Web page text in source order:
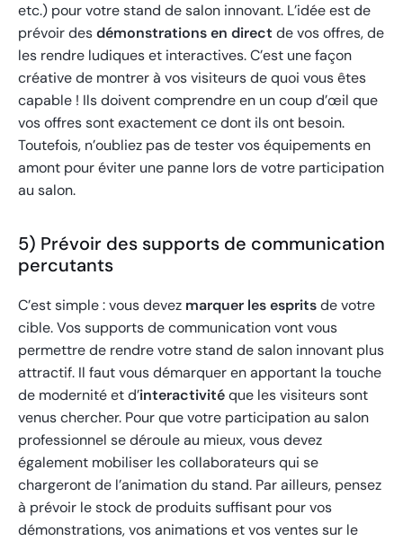
etc.) pour votre stand de salon innovant. L’idée est de
prévoir desdémonstrations en direct de vos offres, de
les rendre ludiques et interactives. C’est une façon
créative de montrer à vos visiteurs de quoi vous êtes
capable ! Ils doivent comprendre en un coup d’œil que
vos offres sont exactement ce dont ils ont besoin.
Toutefois, n’oubliez pas de tester vos équipements en
amont pour éviter une panne lors de votre participation
au salon.
5) Prévoir des supports de communication
percutants
C’est simple : vous devez marquer les espritsde votre
cible. Vos supports de communication vont vous
permettre de rendre votre stand de salon innovant plus
attractif. Il faut vous démarquer en apportant la touche
de modernité et d’interactivitéque les visiteurs sont
venus chercher. Pour que votre participation au salon
professionnel se déroule au mieux, vous devez
également mobiliser les collaborateurs qui se
chargeront de l’animation du stand. Par ailleurs, pensez
à prévoir le stock de produits suffisant pour vos
démonstrations, vos animations et vos ventes sur le